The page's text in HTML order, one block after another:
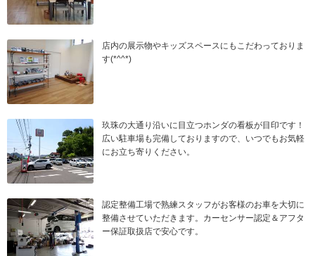
店内の展示物やキッズスペースにもこだわっておりま
す(*^^*)
玖珠の大通り沿いに目立つホンダの看板が目印です！
広い駐車場も完備しておりますので、いつでもお気軽
にお立ち寄りください。
認定整備工場で熟練スタッフがお客様のお車を大切に
整備させていただきます。カーセンサー認定＆アフタ
ー保証取扱店で安心です。